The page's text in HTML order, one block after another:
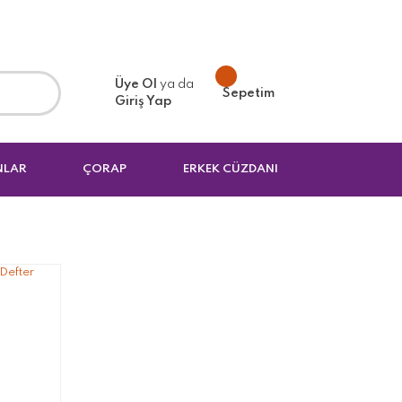
Üye Ol ya da
Giriş Yap
Sepetim
ÇORAP ERKEK CÜZDANI